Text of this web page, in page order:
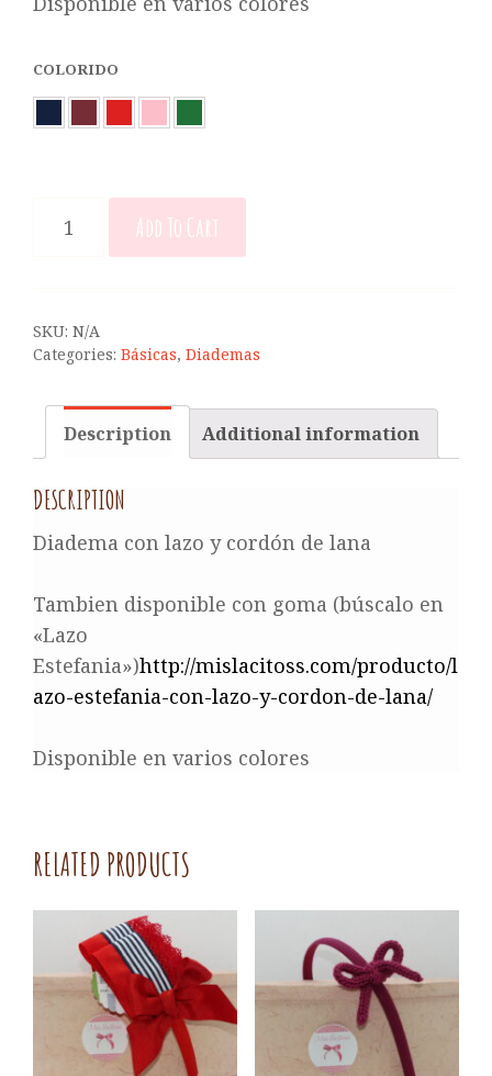
COLORIDO
ESTEFANIA
DE
LANA
Add To Cart
SKU: N/A
Categories: Básicas, Diademas
Description Additional information
DESCRIPTION
Diadema con lazo y cordón de lana
Tambien disponible con goma (búscalo en
«Lazo
Estefania»)http://mislacitoss.com/producto/l
azo-estefania-con-lazo-y-cordon-de-lana/
Disponible en varios colores
RELATED PRODUCTS